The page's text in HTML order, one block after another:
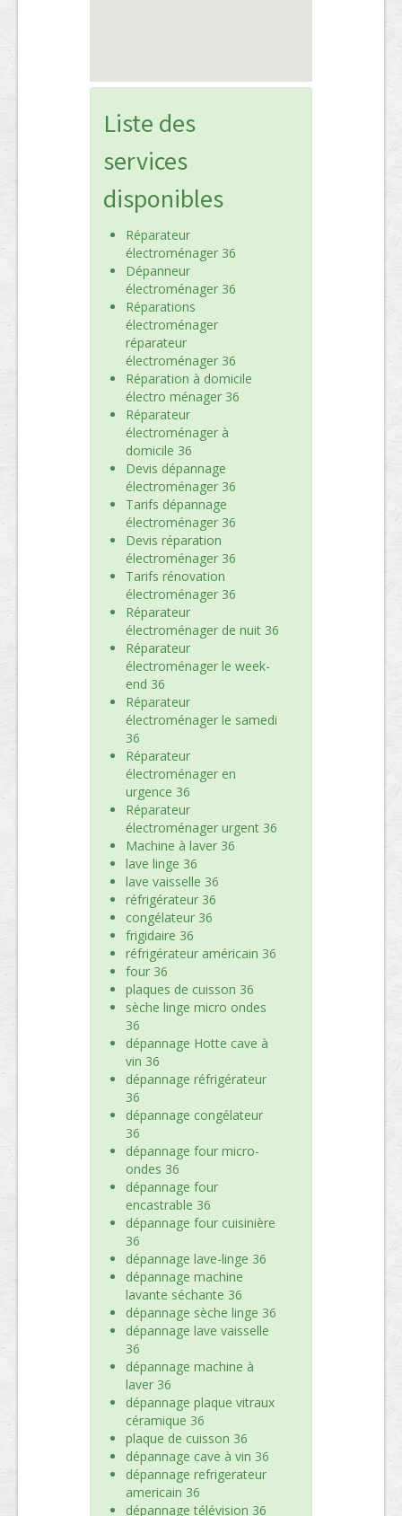
Liste des
services
disponibles
Réparateur
électroménager 36
Dépanneur
électroménager 36
Réparations
électroménager
réparateur
électroménager 36
Réparation à domicile
électro ménager 36
Réparateur
électroménager à
domicile 36
Devis dépannage
électroménager 36
Tarifs dépannage
électroménager 36
Devis réparation
électroménager 36
Tarifs rénovation
électroménager 36
Réparateur
électroménager de nuit 36
Réparateur
électroménager le week-
end 36
Réparateur
électroménager le samedi
36
Réparateur
électroménager en
urgence 36
Réparateur
électroménager urgent 36
Machine à laver 36
lave linge 36
lave vaisselle 36
réfrigérateur 36
congélateur 36
frigidaire 36
réfrigérateur américain 36
four 36
plaques de cuisson 36
sèche linge micro ondes
36
dépannage Hotte cave à
vin 36
dépannage réfrigérateur
36
dépannage congélateur
36
dépannage four micro-
ondes 36
dépannage four
encastrable 36
dépannage four cuisinière
36
dépannage lave-linge 36
dépannage machine
lavante séchante 36
dépannage sèche linge 36
dépannage lave vaisselle
36
dépannage machine à
laver 36
dépannage plaque vitraux
céramique 36
plaque de cuisson 36
dépannage cave à vin 36
dépannage refrigerateur
americain 36
dépannage télévision 36